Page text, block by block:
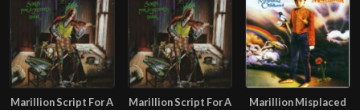
Marillion Script For A
Marillion Script For A
Marillion Misplaced